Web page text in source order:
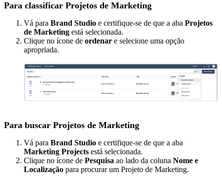
Para classificar Projetos de Marketing
Vá para Brand Studio e certifique-se de que a aba Projetos
de Marketing está selecionada.
Clique no ícone de ordenar e selecione uma opção
apropriada.
Para buscar Projetos de Marketing
Vá para Brand Studio e certifique-se de que a aba
Marketing Projects está selecionada.
Clique no ícone de Pesquisa ao lado da coluna Nome e
Localização para procurar um Projeto de Marketing.